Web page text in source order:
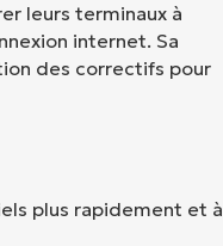
leurs terminaux à
internet. Sa
des correctifs pour
plus rapidement et à